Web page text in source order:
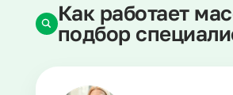
Как работает
подбор